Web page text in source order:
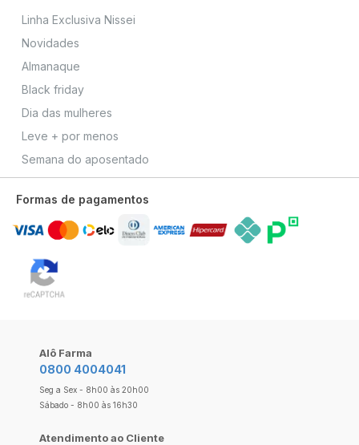
Linha Exclusiva Nissei
Novidades
Almanaque
Black friday
Dia das mulheres
Leve + por menos
Semana do aposentado
Formas de pagamentos
Alô Farma
0800 4004041
Seg a Sex - 8h00 às 20h00
Sábado - 8h00 às 16h30
Atendimento ao Cliente